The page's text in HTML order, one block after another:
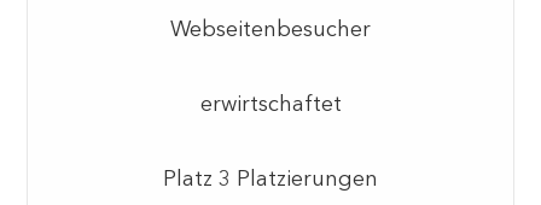
Webseitenbesucher
erwirtschaftet
Platz 3 Platzierungen